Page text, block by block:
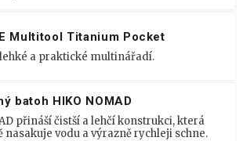
Multitool Titanium Pocket
a praktické multinářadí.
batoh HIKO NOMAD
přináší čistší a lehčí konstrukci, která
nasakuje vodu a výrazně rychleji schne.